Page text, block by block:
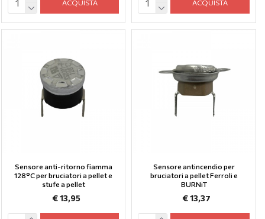
ACQUISTA ACQUISTA
Sensore anti-ritorno fiamma
128°C per bruciatori a pellet e
stufe a pellet
€ 13,95
Sensore antincendio per
bruciatori a pellet Ferroli e
BURNiT
€ 13,37